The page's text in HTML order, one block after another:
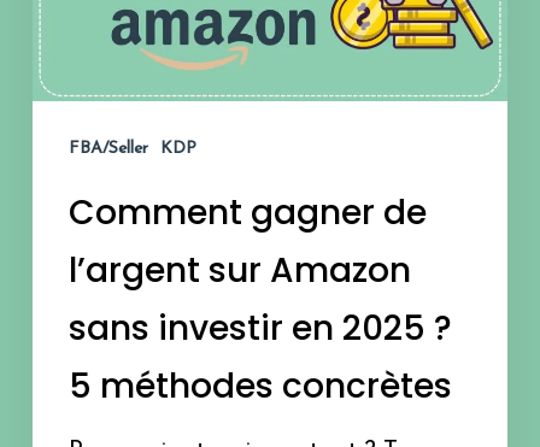
sur
Amazon
investir
méthodes
FBA/Seller KDP
Comment gagner de
l’argent sur Amazon
sans investir en 2025 ?
5 méthodes concrètes